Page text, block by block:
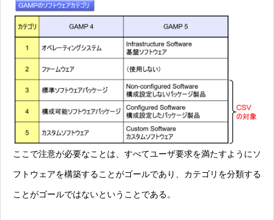
ここで注意が必要なことは、すべてユーザ要求を満たすようにソ
フトウェアを構築することがゴールであり、カテゴリを分類する
ことがゴールではないということである。